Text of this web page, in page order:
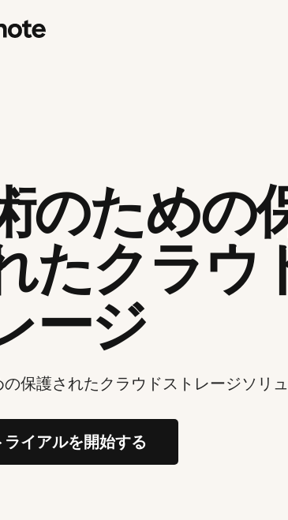
のための
たクラウ
ージ
保護されたクラウドストレージソリ
ライアルを開始する